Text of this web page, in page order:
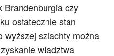
Brandenburgia czy
ostatecznie stan
wyższej szlachty można
władztwa